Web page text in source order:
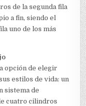
de la segunda fila
a fin, siendo el
uno de los más
opción de elegir
estilos de vida: un
sistema de
cuatro cilindros